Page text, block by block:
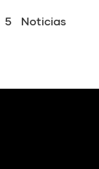
5
Noticias